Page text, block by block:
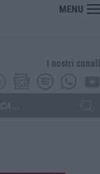
è leggeMENU
I nostri canali